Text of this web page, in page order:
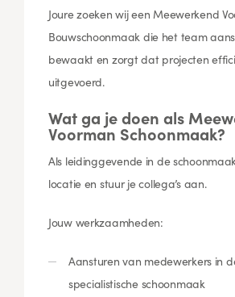
Joure zoeken wij een Meewerkend
Bouwschoonmaak die het team
bewaakt en zorgt dat projecten
uitgevoerd.
Wat ga je doen als
Voorman Schoonmaak?
Als leidinggevende in de
locatie en stuur je collega’s aan.
Jouw werkzaamheden:
Aansturen van medewerkers in
specialistische schoonmaak